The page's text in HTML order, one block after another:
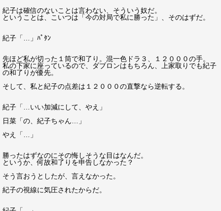
紀子は確信のないことは言わない、そういう奴だ。
ということは、こいつは「今の対局で私に勝った」、そのはずだ。
紀子「…」ﾊﾟﾀﾝ
先ほど私が切った１筒で和了り。混一色ドラ３、１２０００の手。
私の下家に座っているので、ダブロンはもちろん、上家取りでも紀子
の和了りが優先。
そして、私と紀子の点差は１２０００の直撃なら逆転する。
紀子「…いい加減にして、やえ」
日菜「の、紀子ちゃん…」
やえ「…」
勝ったはずなのにその悔しそうな目はなんだ。
というか、何故和了りを申告しなかった？
そう言おうとしたが、言えなかった。
紀子の視線に気圧されたからだ。